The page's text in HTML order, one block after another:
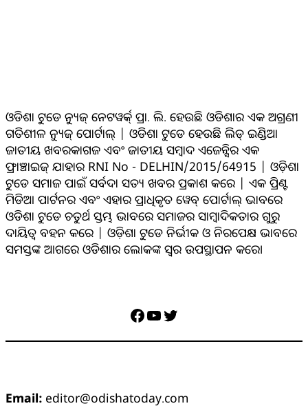
ଓଡିଶା ଟୁଡେ ନ୍ୟୁଜ୍ ନେଟୱର୍କ୍ ପ୍ରା. ଲି. ହେଉଛି ଓଡିଶାର ଏକ ଅଗ୍ରଣୀ
ଗତିଶୀଳ ନ୍ୟୁଜ୍ ପୋର୍ଟାଲ୍ | ଓଡିଶା ଟୁଡେ ହେଉଛି ଲିଡ୍ ଇଣ୍ଡିଆ
ଜାତୀୟ ଖବରକାଗଜ ଏବଂ ଜାତୀୟ ସମ୍ବାଦ ଏଜେନ୍ସିର ଏକ
ଫ୍ରାଞ୍ଚାଇଜ୍ ଯାହାର RNI No - DELHIN/2015/64915 | ଓଡ଼ିଶା
ଟୁଡେ ସମାଜ ପାଇଁ ସର୍ବଦା ସତ୍ୟ ଖବର ପ୍ରକାଶ କରେ | ଏକ ପ୍ରିଣ୍ଟ
ମିଡିଆ ପାର୍ଟନର ଏବଂ ଏହାର ପ୍ରାଧିକୃତ ୱେବ୍ ପୋର୍ଟାଲ୍ ଭାବରେ
ଓଡିଶା ଟୁଡେ ଚତୁର୍ଥ ସ୍ତମ୍ଭ ଭାବରେ ସମାଜର ସାମ୍ବାଦିକତାର ଗୁରୁ
ଦାୟିତ୍ବ ବହନ କରେ | ଓଡ଼ିଶା ଟୁଡେ ନିର୍ଭୀକ ଓ ନିରପେକ୍ଷ ଭାବରେ
ସମସ୍ତଙ୍କ ଆଗରେ ଓଡିଶାର ଲୋକଙ୍କ ସ୍ୱର ଉପସ୍ଥାପନ କରେ।
Facebook
YouTube
Twitter
Email: editor@odishatoday.com